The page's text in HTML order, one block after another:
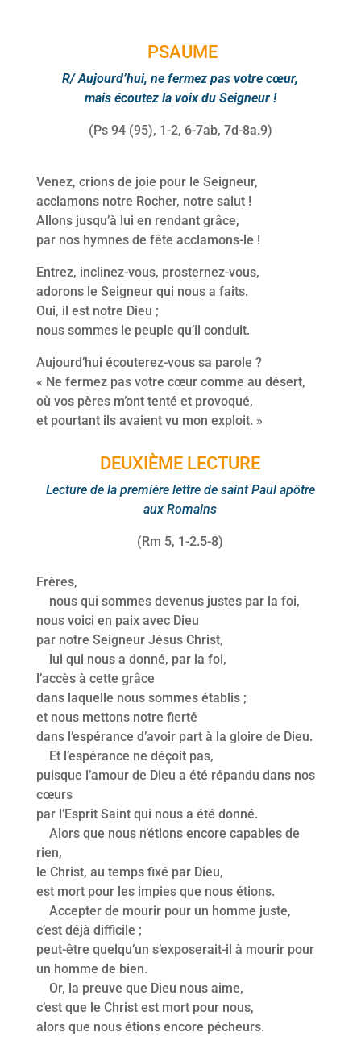
PSAUME
R/ Aujourd’hui, ne fermez pas votre cœur,
mais écoutez la voix du Seigneur !
(Ps 94 (95), 1-2, 6-7ab, 7d-8a.9)
Venez, crions de joie pour le Seigneur,
acclamons notre Rocher, notre salut !
Allons jusqu’à lui en rendant grâce,
par nos hymnes de fête acclamons-le !
Entrez, inclinez-vous, prosternez-vous,
adorons le Seigneur qui nous a faits.
Oui, il est notre Dieu ;
nous sommes le peuple qu’il conduit.
Aujourd’hui écouterez-vous sa parole ?
« Ne fermez pas votre cœur comme au désert,
où vos pères m’ont tenté et provoqué,
et pourtant ils avaient vu mon exploit. »
DEUXIÈME LECTURE
Lecture de la première lettre de saint Paul apôtre
aux Romains
(Rm 5, 1-2.5-8)
Frères,
nous qui sommes devenus justes par la foi,
nous voici en paix avec Dieu
par notre Seigneur Jésus Christ,
lui qui nous a donné, par la foi,
l’accès à cette grâce
dans laquelle nous sommes établis ;
et nous mettons notre fierté
dans l’espérance d’avoir part à la gloire de Dieu.
Et l’espérance ne déçoit pas,
puisque l’amour de Dieu a été répandu dans nos
cœurs
par l’Esprit Saint qui nous a été donné.
Alors que nous n’étions encore capables de
rien,
le Christ, au temps fixé par Dieu,
est mort pour les impies que nous étions.
Accepter de mourir pour un homme juste,
c’est déjà difficile ;
peut-être quelqu’un s’exposerait-il à mourir pour
un homme de bien.
Or, la preuve que Dieu nous aime,
c’est que le Christ est mort pour nous,
alors que nous étions encore pécheurs.